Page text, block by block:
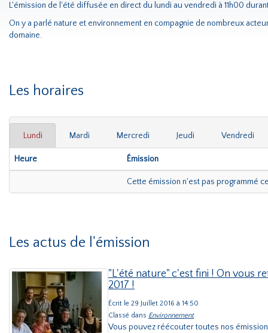
L'émission de l'été diffusée en direct du lundi au vendredi à 11h00
On y a parlé nature et environnement en compagnie de nombreux
domaine.
Les horaires
Lundi Mardi Mercredi Jeudi Vendredi
Heure Émission
Cette émission n'est pas programmé
Les actus de l'émission
"L'été nature" c'est fini ! On vous
2017 !
Écrit le 29 Juillet 2016 à 14:50
Classé dans Environnement
Vous pouvez réécouter toutes nos